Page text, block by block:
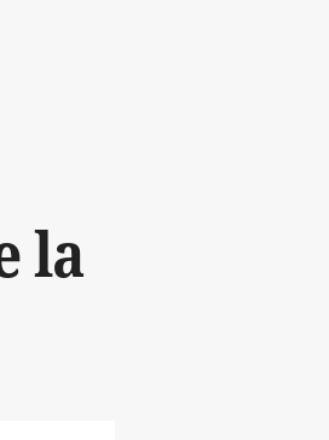
la